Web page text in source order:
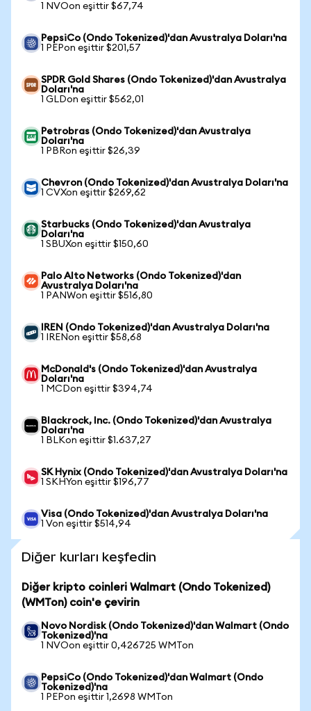
1 NVOon eşittir $67,74
PepsiCo (Ondo Tokenized)'dan Avustralya Doları'na
1 PEPon eşittir $201,57
SPDR Gold Shares (Ondo Tokenized)'dan Avustralya
Doları'na
1 GLDon eşittir $562,01
Petrobras (Ondo Tokenized)'dan Avustralya
Doları'na
1 PBRon eşittir $26,39
Chevron (Ondo Tokenized)'dan Avustralya Doları'na
1 CVXon eşittir $269,62
Starbucks (Ondo Tokenized)'dan Avustralya
Doları'na
1 SBUXon eşittir $150,60
Palo Alto Networks (Ondo Tokenized)'dan
Avustralya Doları'na
1 PANWon eşittir $516,80
IREN (Ondo Tokenized)'dan Avustralya Doları'na
1 IRENon eşittir $58,68
McDonald's (Ondo Tokenized)'dan Avustralya
Doları'na
1 MCDon eşittir $394,74
Blackrock, Inc. (Ondo Tokenized)'dan Avustralya
Doları'na
1 BLKon eşittir $1.637,27
SK Hynix (Ondo Tokenized)'dan Avustralya Doları'na
1 SKHYon eşittir $196,77
Visa (Ondo Tokenized)'dan Avustralya Doları'na
1 Von eşittir $514,94
Diğer kurları keşfedin
Diğer kripto coinleri Walmart (Ondo Tokenized)
(WMTon) coin'e çevirin
Novo Nordisk (Ondo Tokenized)'dan Walmart (Ondo
Tokenized)'na
1 NVOon eşittir 0,426725 WMTon
PepsiCo (Ondo Tokenized)'dan Walmart (Ondo
Tokenized)'na
1 PEPon eşittir 1,2698 WMTon